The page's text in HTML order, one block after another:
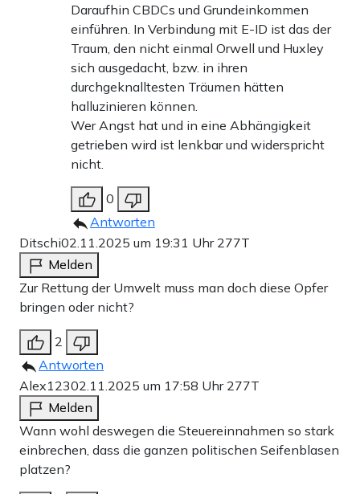
Daraufhin CBDCs und Grundeinkommen
einführen. In Verbindung mit E-ID ist das der
Traum, den nicht einmal Orwell und Huxley
sich ausgedacht, bzw. in ihren
durchgeknalltesten Träumen hätten
halluzinieren können.
Wer Angst hat und in eine Abhängigkeit
getrieben wird ist lenkbar und widerspricht
nicht.
0
Antworten
Ditschi02.11.2025 um 19:31 Uhr 277T
Melden
Zur Rettung der Umwelt muss man doch diese Opfer
bringen oder nicht?
2
Antworten
Alex12302.11.2025 um 17:58 Uhr 277T
Melden
Wann wohl deswegen die Steuereinnahmen so stark
einbrechen, dass die ganzen politischen Seifenblasen
platzen?